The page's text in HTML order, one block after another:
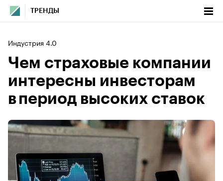
ТРЕНДЫ
Индустрия 4.0
Чем страховые компании
интересны инвесторам
в период высоких ставок